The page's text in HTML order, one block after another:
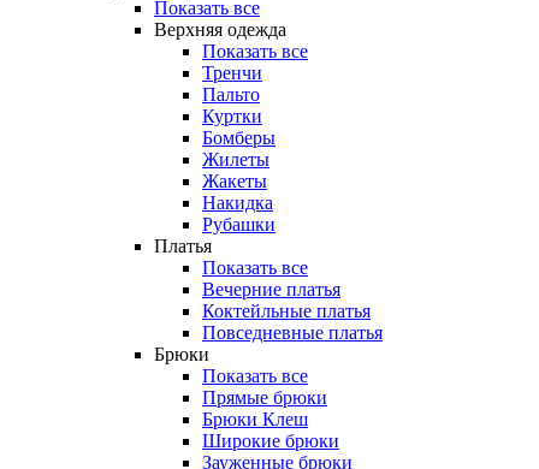
Показать все
Верхняя одежда
Показать все
Тренчи
Пальто
Куртки
Бомберы
Жилеты
Жакеты
Накидка
Рубашки
Платья
Показать все
Вечерние платья
Коктейльные платья
Повседневные платья
Брюки
Показать все
Прямые брюки
Брюки Клеш
Широкие брюки
Зауженные брюки